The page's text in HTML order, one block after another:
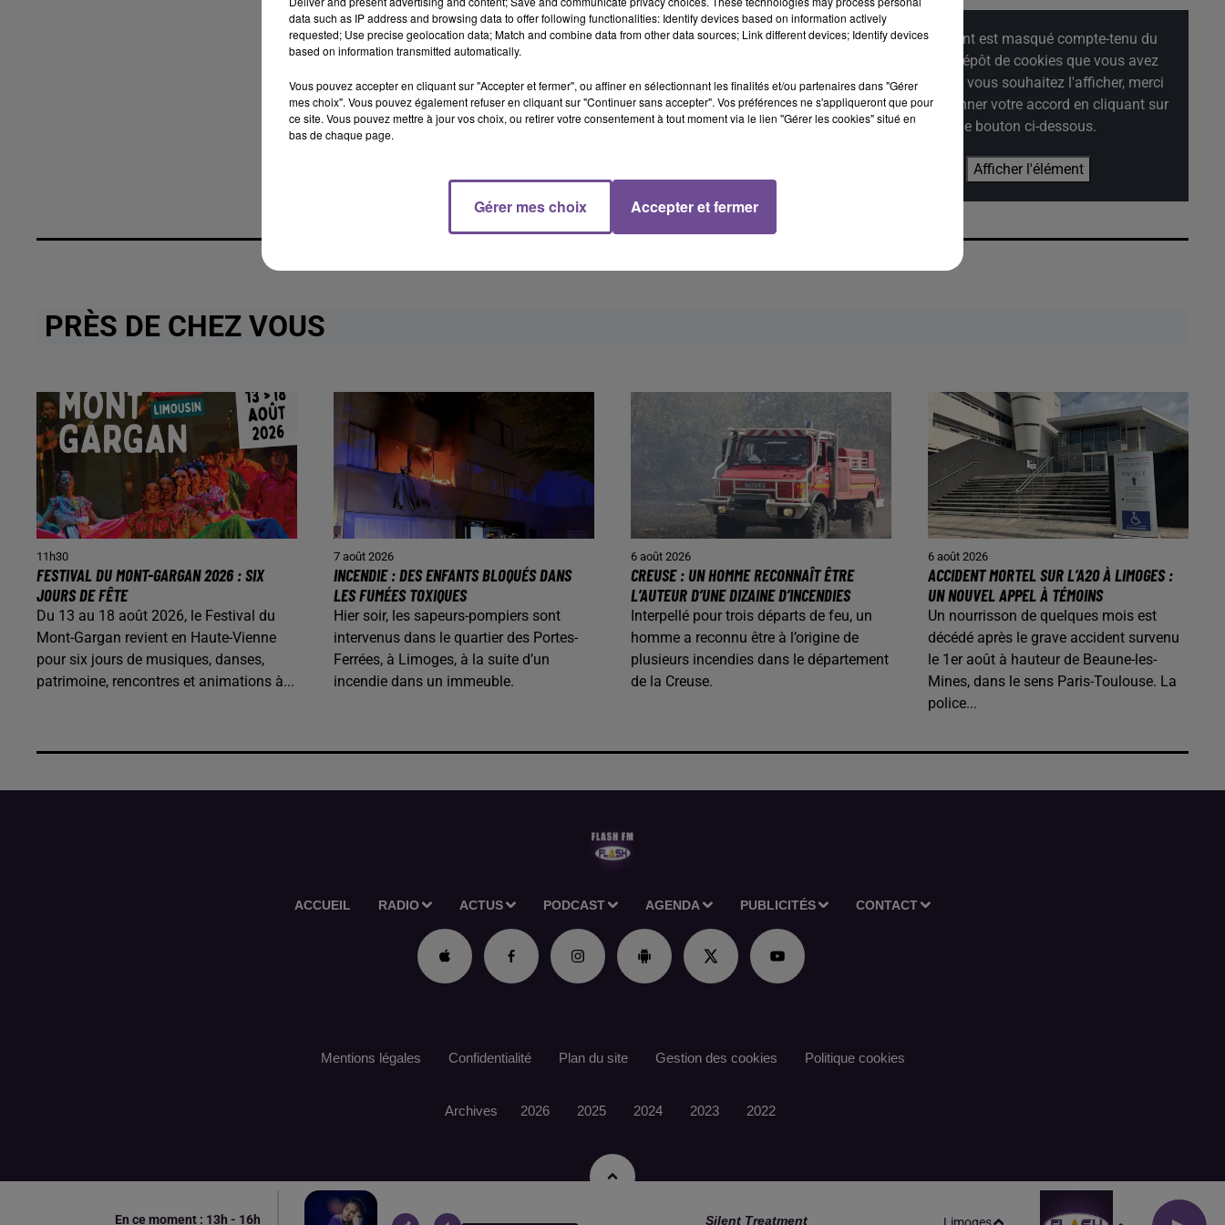
Cet élément est masqué compte-tenu du
refus du dépôt de cookies que vous avez
exprimé. Si vous souhaitez l'afficher, merci
de nous donner votre accord en cliquant sur
le bouton ci-dessous.
Afficher l'élément
PRÈS DE CHEZ VOUS
11h30
FESTIVAL DU MONT-GARGAN 2026 : SIX
JOURS DE FÊTE
Du 13 au 18 août 2026, le Festival du
Mont-Gargan revient en Haute-Vienne
pour six jours de musiques, danses,
patrimoine, rencontres et animations à...
7 août 2026
INCENDIE : DES ENFANTS BLOQUÉS DANS
LES FUMÉES TOXIQUES
Hier soir, les sapeurs-pompiers sont
intervenus dans le quartier des Portes-
Ferrées, à Limoges, à la suite d’un
incendie dans un immeuble.
6 août 2026
CREUSE : UN HOMME RECONNAÎT ÊTRE
L’AUTEUR D’UNE DIZAINE D’INCENDIES
Interpellé pour trois départs de feu, un
homme a reconnu être à l’origine de
plusieurs incendies dans le département
de la Creuse.
6 août 2026
ACCIDENT MORTEL SUR L’A20 À LIMOGES :
UN NOUVEL APPEL À TÉMOINS
Un nourrisson de quelques mois est
décédé après le grave accident survenu
le 1er août à hauteur de Beaune-les-
Mines, dans le sens Paris-Toulouse. La
police...
ACCUEIL RADIO ACTUS PODCAST AGENDA PUBLICITÉS CONTACT
En ce moment : 13h - 16h Silent Treatment
Mentions légales Confidentialité Plan du site Gestion des cookies Politique cookies
Archives 2026 2025 2024 2023 2022
data such as IP address and browsing data to offer following functionalities: Identify devices based on information actively
requested; Use precise geolocation data; Match and combine data from other data sources; Link different devices; Identify devices
based on information transmitted automatically.
Vous pouvez accepter en cliquant sur "Accepter et fermer", ou affiner en sélectionnant les finalités et/ou partenaires dans "Gérer
mes choix". Vous pouvez également refuser en cliquant sur "Continuer sans accepter". Vos préférences ne s'appliqueront que pour
ce site. Vous pouvez mettre à jour vos choix, ou retirer votre consentement à tout moment via le lien "Gérer les cookies" situé en
bas de chaque page.
Gérer mes choix Accepter et fermer